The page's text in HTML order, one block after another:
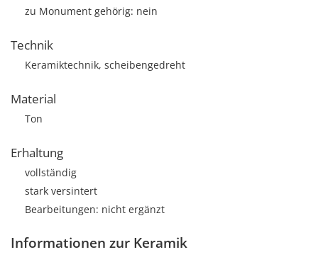
zu Monument gehörig: nein
Technik
Keramiktechnik, scheibengedreht
Material
Ton
Erhaltung
vollständig
stark versintert
Bearbeitungen: nicht ergänzt
Informationen zur Keramik